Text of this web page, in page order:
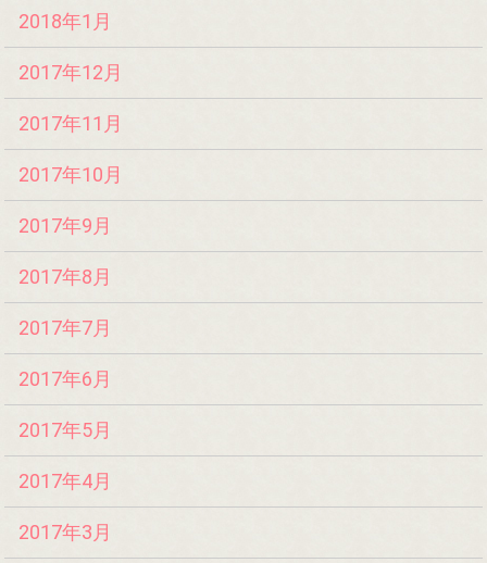
2018年1月
2017年12月
2017年11月
2017年10月
2017年9月
2017年8月
2017年7月
2017年6月
2017年5月
2017年4月
2017年3月